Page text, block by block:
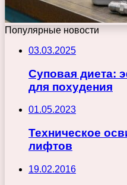
Популярные новости
03.03.2025
Суповая диета:
для похудения
01.05.2023
Техническое
лифтов
19.02.2016